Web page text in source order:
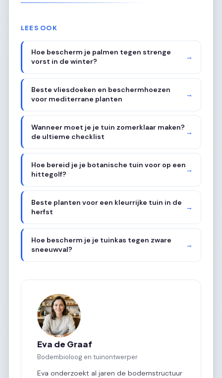
LEES OOK
Hoe bescherm je palmen tegen strenge
vorst in de winter?
→
Beste vliesdoeken en beschermhoezen
voor mediterrane planten
→
Wanneer moet je je tuin zomerklaar maken?
de ultieme checklist
→
Hoe bereid je je botanische tuin voor op een
hittegolf?
→
Beste planten voor een kleurrijke tuin in de
herfst
→
Hoe bescherm je je tuinkas tegen zware
sneeuwval?
→
Eva de Graaf
Bodembioloog en tuinontwerper
Eva onderzoekt al jaren de bodemstructuur